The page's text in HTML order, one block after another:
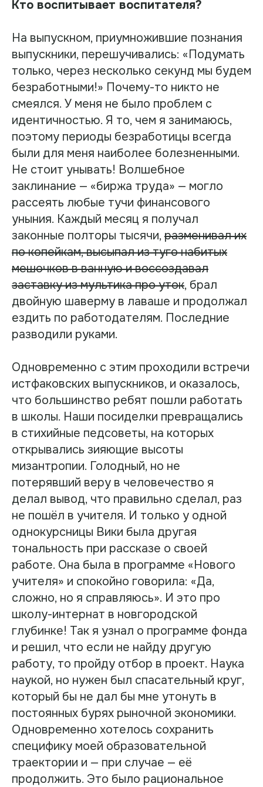
Кто воспитывает воспитателя?
На выпускном, приумножившие познания
выпускники, перешучивались: «Подумать
только, через несколько секунд мы будем
безработными!» Почему-то никто не
смеялся. У меня не было проблем с
идентичностью. Я то, чем я занимаюсь,
поэтому периоды безработицы всегда
были для меня наиболее болезненными.
Не стоит унывать! Волшебное
заклинание — «биржа труда» — могло
рассеять любые тучи финансового
уныния. Каждый месяц я получал
законные полторы тысячи, разменивал их
по копейкам, высыпал из туго набитых
мешочков в ванную и воссоздавал
заставку из мультика про уток, брал
двойную шаверму в лаваше и продолжал
ездить по работодателям. Последние
разводили руками.
Одновременно с этим проходили встречи
истфаковских выпускников, и оказалось,
что большинство ребят пошли работать
в школы. Наши посиделки превращались
в стихийные педсоветы, на которых
открывались зияющие высоты
мизантропии. Голодный, но не
потерявший веру в человечество я
делал вывод, что правильно сделал, раз
не пошёл в учителя. И только у одной
однокурсницы Вики была другая
тональность при рассказе о своей
работе. Она была в программе «Нового
учителя» и спокойно говорила: «Да,
сложно, но я справляюсь». И это про
школу-интернат в новгородской
глубинке! Так я узнал о программе фонда
и решил, что если не найду другую
работу, то пройду отбор в проект. Наука
наукой, но нужен был спасательный круг,
который бы не дал бы мне утонуть в
постоянных бурях рыночной экономики.
Одновременно хотелось сохранить
специфику моей образовательной
траектории и — при случае — её
продолжить. Это было рациональное